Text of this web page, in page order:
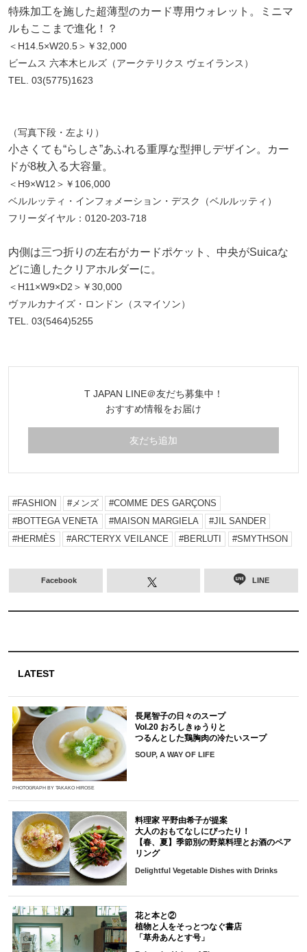
特殊加工を施した超薄型のカード専用ウォレット。ミニマ
ルもここまで進化！？
＜H14.5×W20.5＞￥32,000
ビームス 六本木ヒルズ（アークテリクス ヴェイランス）
TEL. 03(5775)1623
（写真下段・左より）
小さくても“らしさ”あふれる重厚な型押しデザイン。カー
ドが8枚入る大容量。
＜H9×W12＞￥106,000
ベルルッティ・インフォメーション・デスク（ベルルッティ）
フリーダイヤル：0120-203-718
内側は三つ折りの左右がカードポケット、中央がSuicaな
どに適したクリアホルダーに。
＜H11×W9×D2＞￥30,000
ヴァルカナイズ・ロンドン（スマイソン）
TEL. 03(5464)5255
T JAPAN LINE＠友だち募集中！
おすすめ情報をお届け
友だち追加
FASHION メンズ
COMME DES GARÇONS
BOTTEGA VENETA
MAISON MARGIELA
JIL SANDER
HERMÈS
ARC'TERYX VEILANCE BERLUTI SMYTHSON
Facebook LINE
LATEST
PHOTOGRAPH BY TAKAKO HIROSE
長尾智子の日々のスープ
Vol.20 おろしきゅうりと
つるんとした鶏胸肉の冷たいスープ
SOUP, A WAY OF LIFE
料理家 平野由希子が提案
大人のおもてなしにぴったり！
【春、夏】季節別の野菜料理とお酒のペア
リング
Delightful Vegetable Dishes with Drinks
花と本と②
植物と人をそっとつなぐ書店
「草舟あんとす号」